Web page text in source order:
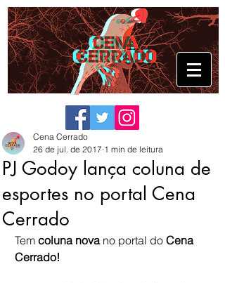
PJ Godoy lança coluna de
esportes no portal Cena
Cerrado
Cena Cerrado
26 de jul. de 2017 1 min de leitura
Tem coluna nova no portal do Cena
Cerrado!